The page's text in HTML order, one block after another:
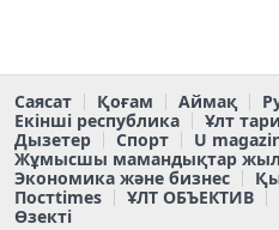
Саясат Қоғам Аймақ
Екінші республика
Ұлт
Дызетер
Спорт U
Жұмысшы мамандықтар
Экономика және бизнес
Постtimes
ҰЛТ ОБЪЕКТИВ
Өзекті